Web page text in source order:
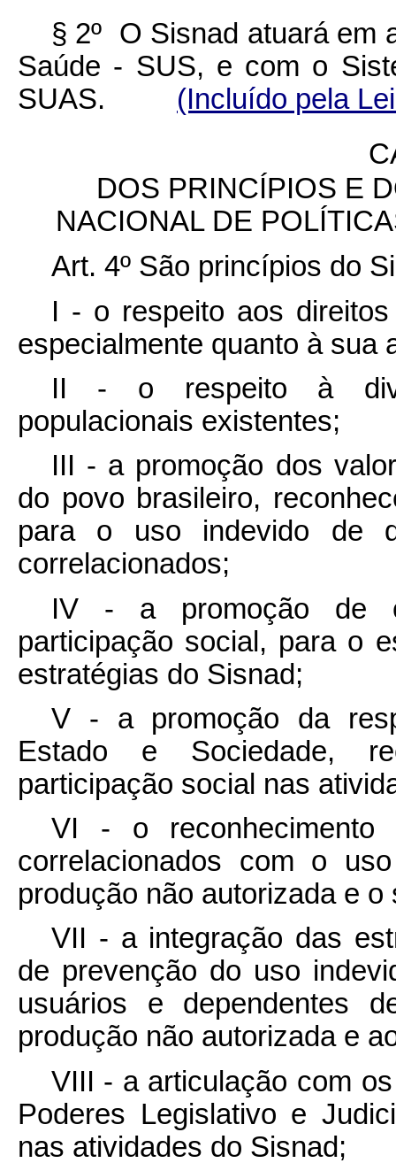
§ 2º O Sisnad atuará em
Saúde - SUS, e com o
SUAS. (Incluído pela
DOS PRINCÍPIOS E
NACIONAL DE
Art. 4º São princípios do
I - o respeito aos
especialmente quanto à sua
II - o respeito à
populacionais existentes;
III - a promoção dos
do povo brasileiro,
para o uso indevido de
correlacionados;
IV - a promoção de
participação social, para o
estratégias do Sisnad;
V - a promoção da
Estado e Sociedade,
participação social nas
VI - o reconhecimento
correlacionados com o
produção não autorizada e
VII - a integração das
de prevenção do uso
usuários e dependentes
produção não autorizada e
VIII - a articulação com
Poderes Legislativo e
nas atividades do Sisnad;